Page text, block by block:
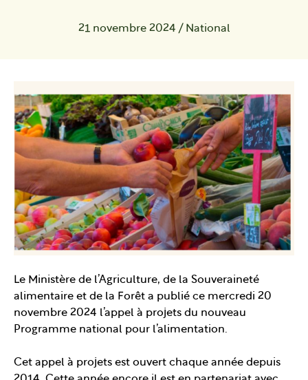
21 novembre 2024 / National
Le Ministère de l’Agriculture, de la Souveraineté
alimentaire et de la Forêt a publié ce mercredi 20
novembre 2024 l’appel à projets du nouveau
Programme national pour l’alimentation.
Cet appel à projets est ouvert chaque année depuis